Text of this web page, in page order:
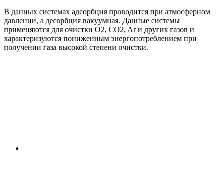
В данных системах адсорбция проводится при атмосферном
давлении, а десорбция вакуумная. Данные системы
применяются для очистки O2, CO2, Ar и других газов и
характеризуются пониженным энергопотреблением при
получении газа высокой степени очистки.